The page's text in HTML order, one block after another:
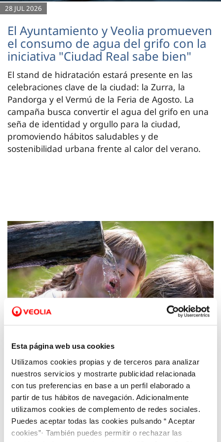
Esta página web usa cookies
Utilizamos cookies propias y de terceros para analizar
nuestros servicios y mostrarte publicidad relacionada
con tus preferencias en base a un perfil elaborado a
partir de tus hábitos de navegación. Adicionalmente
utilizamos cookies de complemento de redes sociales.
Puedes aceptar todas las cookies pulsando “ Aceptar
cookies”· También puedes permitir o rechazar las
28 JUL 2026
El Ayuntamiento y Veolia promueven
el consumo de agua del grifo con la
iniciativa "Ciudad Real sabe bien"
El stand de hidratación estará presente en las
celebraciones clave de la ciudad: la Zurra, la
Pandorga y el Vermú de la Feria de Agosto. La
campaña busca convertir el agua del grifo en una
seña de identidad y orgullo para la ciudad,
promoviendo hábitos saludables y de
sostenibilidad urbana frente al calor del verano.
25 FEB 2020
Aquona abre la tercera edición del
programa Agua, Salud e Infancia